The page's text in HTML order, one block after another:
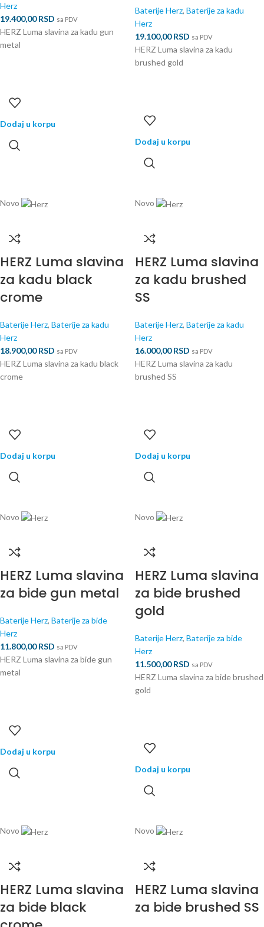
Herz
19.400,00RSD sa PDV
HERZ Luma slavina za kadu gun
metal
Dodaj u korpu
Baterije Herz, Baterije za kadu
Herz
19.100,00RSD sa PDV
HERZ Luma slavina za kadu
brushed gold
Dodaj u korpu
Novo
HERZ Luma slavina
za kadu black
crome
Baterije Herz, Baterije za kadu
Herz
18.900,00RSD sa PDV
HERZ Luma slavina za kadu black
crome
Dodaj u korpu
Novo
HERZ Luma slavina
za kadu brushed
SS
Baterije Herz, Baterije za kadu
Herz
16.000,00RSD sa PDV
HERZ Luma slavina za kadu
brushed SS
Dodaj u korpu
Novo
HERZ Luma slavina
za bide gun metal
Baterije Herz, Baterije za bide
Herz
11.800,00RSD sa PDV
HERZ Luma slavina za bide gun
metal
Dodaj u korpu
Novo
HERZ Luma slavina
za bide brushed
gold
Baterije Herz, Baterije za bide
Herz
11.500,00RSD sa PDV
HERZ Luma slavina za bide brushed
gold
Dodaj u korpu
Novo
HERZ Luma slavina
za bide black
Novo
HERZ Luma slavina
za bide brushed SS